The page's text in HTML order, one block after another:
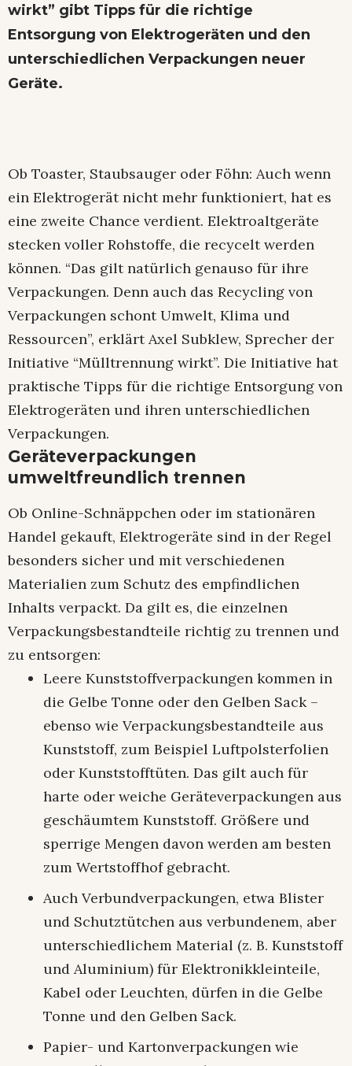
wirkt” gibt Tipps für die richtige
Entsorgung von Elektrogeräten und den
unterschiedlichen Verpackungen neuer
Geräte.
Ob Toaster, Staubsauger oder Föhn: Auch wenn
ein Elektrogerät nicht mehr funktioniert, hat es
eine zweite Chance verdient. Elektroaltgeräte
stecken voller Rohstoffe, die recycelt werden
können. “Das gilt natürlich genauso für ihre
Verpackungen. Denn auch das Recycling von
Verpackungen schont Umwelt, Klima und
Ressourcen”, erklärt Axel Subklew, Sprecher der
Initiative “Mülltrennung wirkt”. Die Initiative hat
praktische Tipps für die richtige Entsorgung von
Elektrogeräten und ihren unterschiedlichen
Verpackungen.
Geräteverpackungen
umweltfreundlich trennen
Ob Online-Schnäppchen oder im stationären
Handel gekauft, Elektrogeräte sind in der Regel
besonders sicher und mit verschiedenen
Materialien zum Schutz des empfindlichen
Inhalts verpackt. Da gilt es, die einzelnen
Verpackungsbestandteile richtig zu trennen und
zu entsorgen:
Leere Kunststoffverpackungen kommen in
die Gelbe Tonne oder den Gelben Sack –
ebenso wie Verpackungsbestandteile aus
Kunststoff, zum Beispiel Luftpolsterfolien
oder Kunststofftüten. Das gilt auch für
harte oder weiche Geräteverpackungen aus
geschäumtem Kunststoff. Größere und
sperrige Mengen davon werden am besten
zum Wertstoffhof gebracht.
Auch Verbundverpackungen, etwa Blister
und Schutztütchen aus verbundenem, aber
unterschiedlichem Material (z. B. Kunststoff
und Aluminium) für Elektronikkleinteile,
Kabel oder Leuchten, dürfen in die Gelbe
Tonne und den Gelben Sack.
Papier- und Kartonverpackungen wie